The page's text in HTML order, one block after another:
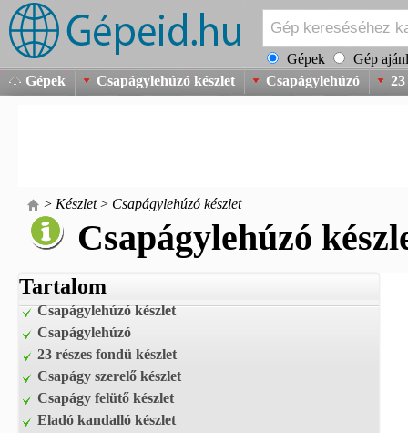
Gépek
Gép
Gépek
Csapágylehúzó készlet Csapágylehúzó
> Készlet> Csapágylehúzó készlet
Csapágylehúzó
Tartalom
Csapágylehúzó készlet
Csapágylehúzó
23 részes fondü készlet
Csapágy szerelő készlet
Csapágy felütő készlet
Eladó kandalló készlet